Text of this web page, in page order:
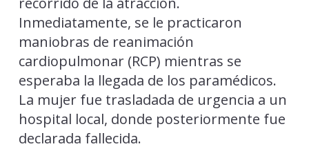
Inmediatamente, se le practicaron
maniobras de reanimación
cardiopulmonar (RCP) mientras se
esperaba la llegada de los paramédicos.
La mujer fue trasladada de urgencia a un
hospital local, donde posteriormente fue
declarada fallecida.